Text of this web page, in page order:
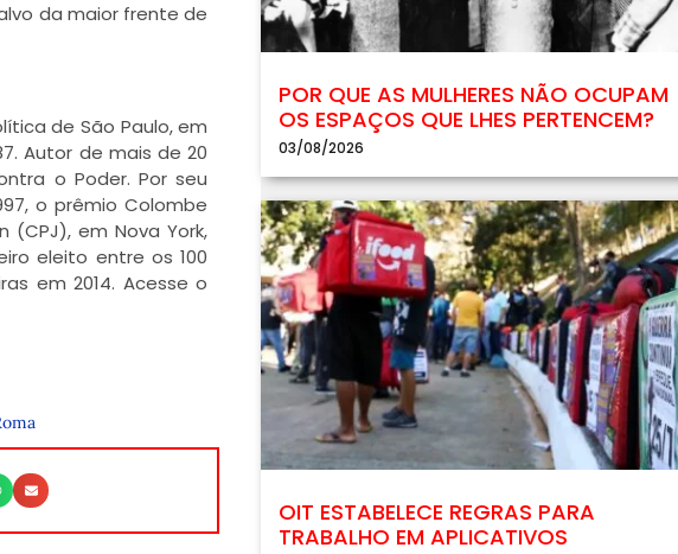
da maior frente de
de São Paulo, em
Autor de mais de 20
o Poder. Por seu
o prêmio Colombe
(CPJ), em Nova York,
eleito entre os 100
em 2014. Acesse o
POR QUE AS MULHERES NÃO OCUPAM
OS ESPAÇOS QUE LHES PERTENCEM?
03/08/2026
OIT ESTABELECE REGRAS PARA
TRABALHO EM APLICATIVOS